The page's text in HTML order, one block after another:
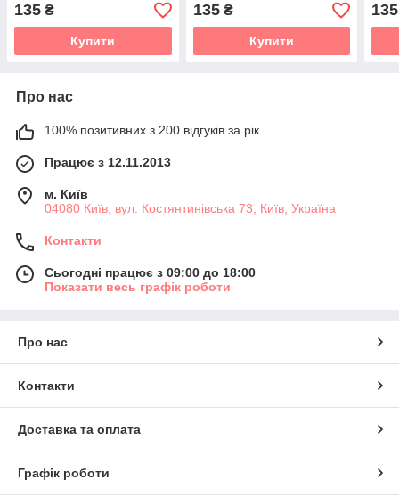
135 ₴
Купити
135₴
Купити
135
Про нас
100% позитивних з 200 відгуків за рік
Працює з 12.11.2013
м. Київ
04080 Київ, вул. Костянтинівська 73, Київ, Україна
Контакти
Сьогодні працює з 09:00 до 18:00
Показати весь графік роботи
Про нас
Контакти
Доставка та оплата
Графік роботи